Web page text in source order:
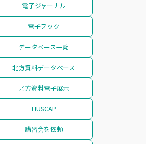
電子ジャーナル
電子ブック
データベース一覧
北方資料データベース
北方資料電子展示
HUSCAP
講習会を依頼